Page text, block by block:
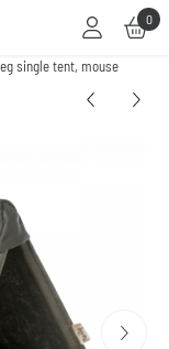
of sta alle cookies toe.0
single tent, mouse